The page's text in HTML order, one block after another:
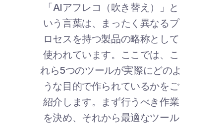
「AIアフレコ（吹き替え）」と
いう言葉は、まったく異なるプ
ロセスを持つ製品の略称として
使われています。ここでは、こ
れら5つのツールが実際にどのよ
うな目的で作られているかをご
紹介します。まず行うべき作業
を決め、それから最適なツール